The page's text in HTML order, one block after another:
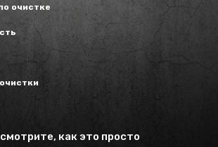
очистке
как это просто